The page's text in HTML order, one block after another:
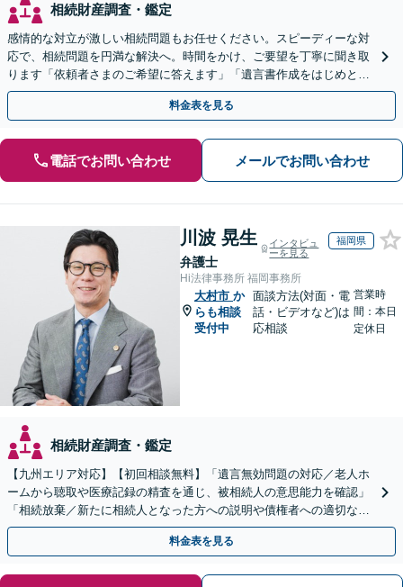
相続財産調査・鑑定
感情的な対立が激しい相続問題もお任せください。スピーディーな対
応で、相続問題を円満な解決へ。時間をかけ、ご要望を丁寧に聞き取
ります「依頼者さまのご希望に答えます」「遺言書作成をはじめとし
た「終活」もサポート」【バリアフリー】【完全個室対応】
料金表を見る
電話でお問い合わせ メールでお問い合わせ
川波 晃生
弁護士
インタビュ
ーを見る
福岡県
Hi法律事務所 福岡事務所
大村市 か
らも相談
受付中
面談方法(対面・電
話・ビデオなど)は
応相談
営業時
間：本日
定休日
相続財産調査・鑑定
【九州エリア対応】【初回相談無料】「遺言無効問題の対応／老人ホ
ームから聴取や医療記録の精査を通じ、被相続人の意思能力を確認」
「相続放棄／新たに相続人となった方への説明や債権者への適切な対
応まで、きめ細やかにサポート」【休日・夜間相談可】
料金表を見る